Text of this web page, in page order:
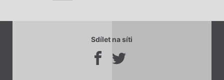
Sdílet na síti